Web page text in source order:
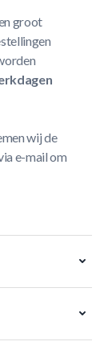
groot
wij de
e-mail om